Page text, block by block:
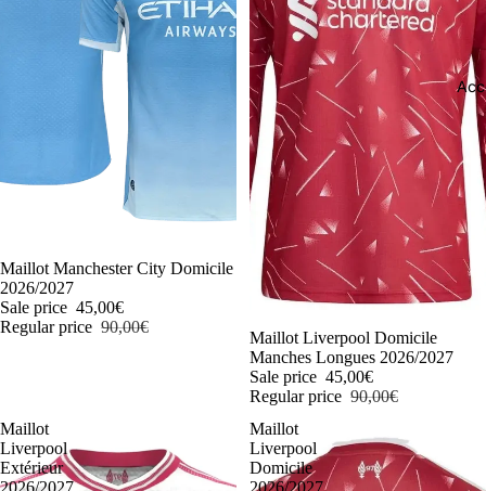
-50%
Maillot Manchester City Domicile
2026/2027
Sale price 45,00€
Regular price 90,00€
-50%
Maillot Liverpool Domicile
Manches Longues 2026/2027
Sale price 45,00€
Regular price 90,00€
Maillot
Liverpool
Extérieur
2026/2027
Maillot
Liverpool
Domicile
2026/2027